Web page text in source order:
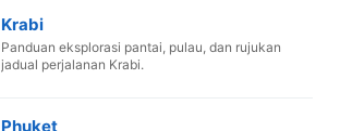
Krabi
Panduan eksplorasi pantai, pulau, dan rujukan
jadual perjalanan Krabi.
Phuket